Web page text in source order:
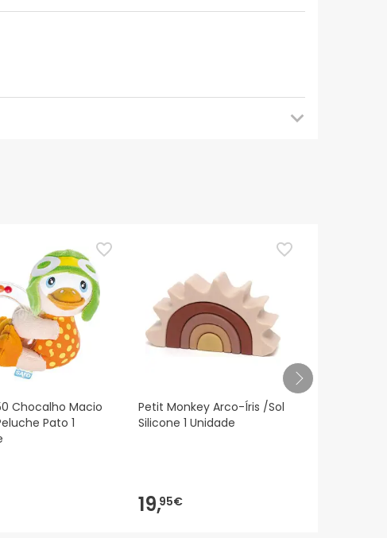
que voltes mais tarde para veres as
seguindo os
nossos termos e condições
Chocalho Macio
Pato 1
Petit Monkey Arco-Íris /Sol
Silicone 1 Unidade
19,95€